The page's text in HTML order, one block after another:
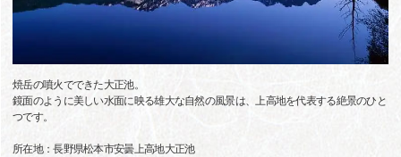
焼岳の噴火でできた大正池。
鏡面のように美しい水面に映る雄大な自然の風景は、上高地を代表する絶景のひと
つです。
所在地：長野県松本市安曇上高地大正池